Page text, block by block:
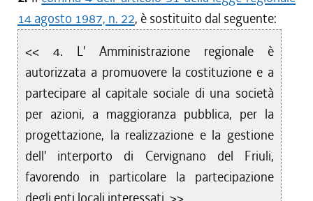
14 agosto 1987, n. 22, è sostituito dal seguente:
<< 4. L' Amministrazione regionale è
autorizzata a promuovere la costituzione e a
partecipare al capitale sociale di una società
per azioni, a maggioranza pubblica, per la
progettazione, la realizzazione e la gestione
dell' interporto di Cervignano del Friuli,
favorendo in particolare la partecipazione